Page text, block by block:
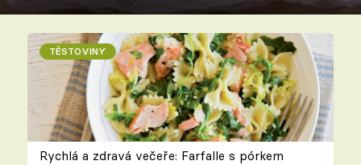
TĚSTOVINY
Rychlá a zdravá večeře: Farfalle s pórkem